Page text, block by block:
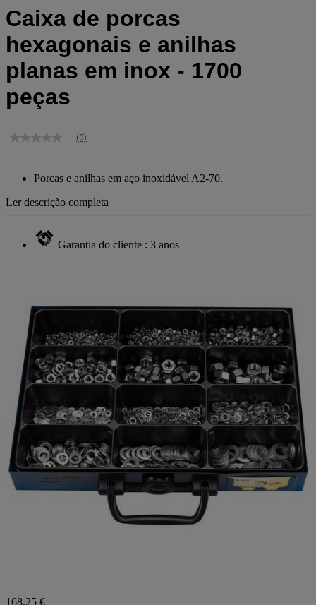
Caixa de porcas
hexagonais e anilhas
planas em inox - 1700
peças
Sem
classificação
para
a
página.
(0)
Porcas e anilhas em aço inoxidável A2-70.
Ler descrição completa
Garantia do cliente : 3 anos
168,25 €